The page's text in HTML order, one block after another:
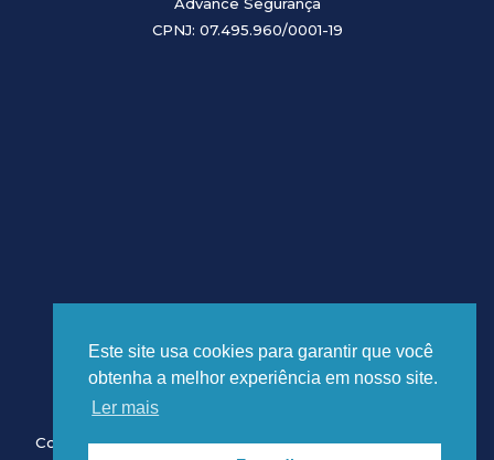
CPNJ: 07.495.960/0001-19
Copyright © 2026 Advance Segurança. Desenvolvido por
Este site usa cookies para garantir que você
obtenha a melhor experiência em nosso site.
Ler mais